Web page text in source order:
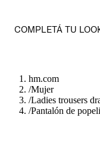
COMPLETÁ TU
hm.com
/Mujer
/Ladies trousers
/Pantalón de